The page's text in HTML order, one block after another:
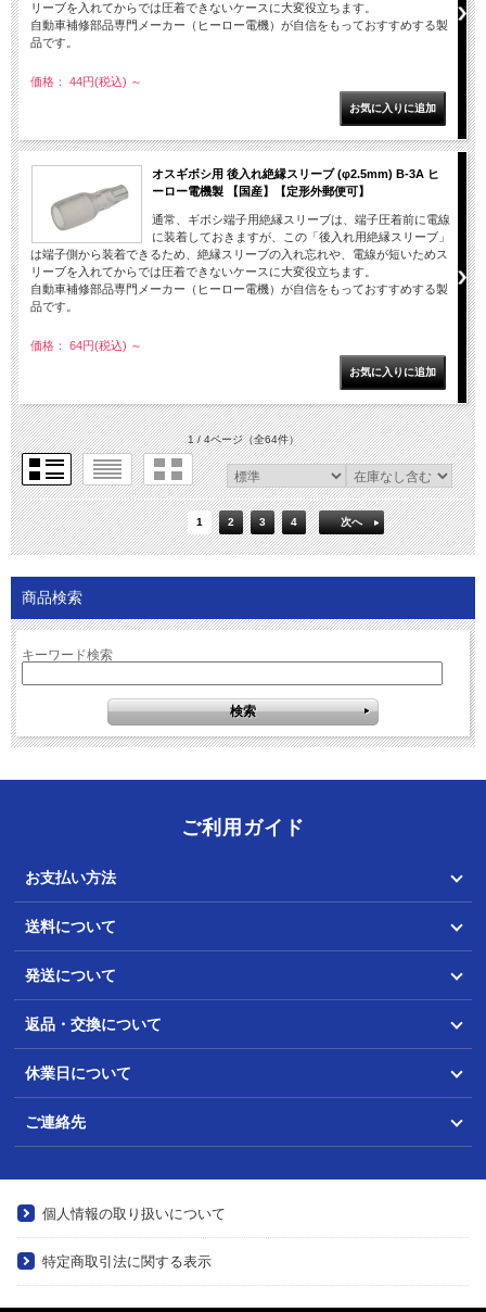
リーブを入れてからでは圧着できないケースに大変役立ちます。
自動車補修部品専門メーカー（ヒーロー電機）が自信をもっておすすめする製
品です。
価格： 44円(税込) ～
オスギボシ用 後入れ絶縁スリーブ (φ2.5mm) B-3A ヒ
ーロー電機製 【国産】【定形外郵便可】
通常、ギボシ端子用絶縁スリーブは、端子圧着前に電線
に装着しておきますが、この「後入れ用絶縁スリーブ」
は端子側から装着できるため、絶縁スリーブの入れ忘れや、電線が短いためス
リーブを入れてからでは圧着できないケースに大変役立ちます。
自動車補修部品専門メーカー（ヒーロー電機）が自信をもっておすすめする製
品です。
価格： 64円(税込) ～
1 / 4ページ（全64件）
1 2 3 4 次へ
商品検索
キーワード検索
ご利用ガイド
お支払い方法
送料について
発送について
返品・交換について
休業日について
ご連絡先
個人情報の取り扱いについて
特定商取引法に関する表示